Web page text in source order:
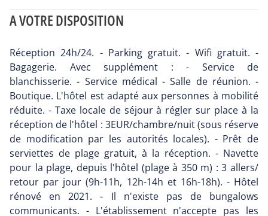
A VOTRE DISPOSITION
Réception 24h/24. - Parking gratuit. - Wifi gratuit. -
Bagagerie. Avec supplément : - Service de
blanchisserie. - Service médical - Salle de réunion. -
Boutique. L'hôtel est adapté aux personnes à mobilité
réduite. - Taxe locale de séjour à régler sur place à la
réception de l'hôtel : 3EUR/chambre/nuit (sous réserve
de modification par les autorités locales). - Prêt de
serviettes de plage gratuit, à la réception. - Navette
pour la plage, depuis l'hôtel (plage à 350 m) : 3 allers/
retour par jour (9h-11h, 12h-14h et 16h-18h). - Hôtel
rénové en 2021. - Il n'existe pas de bungalows
communicants. - L'établissement n'accepte pas les